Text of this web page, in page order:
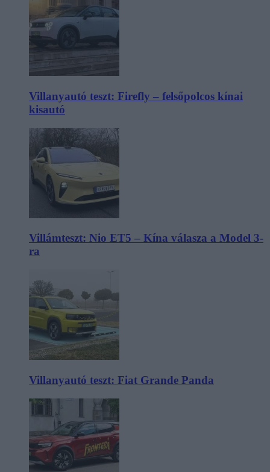
Villanyautó teszt: Firefly – felsőpolcos kínai
kisautó
Villámteszt: Nio ET5 – Kína válasza a Model 3-
ra
Villanyautó teszt: Fiat Grande Panda